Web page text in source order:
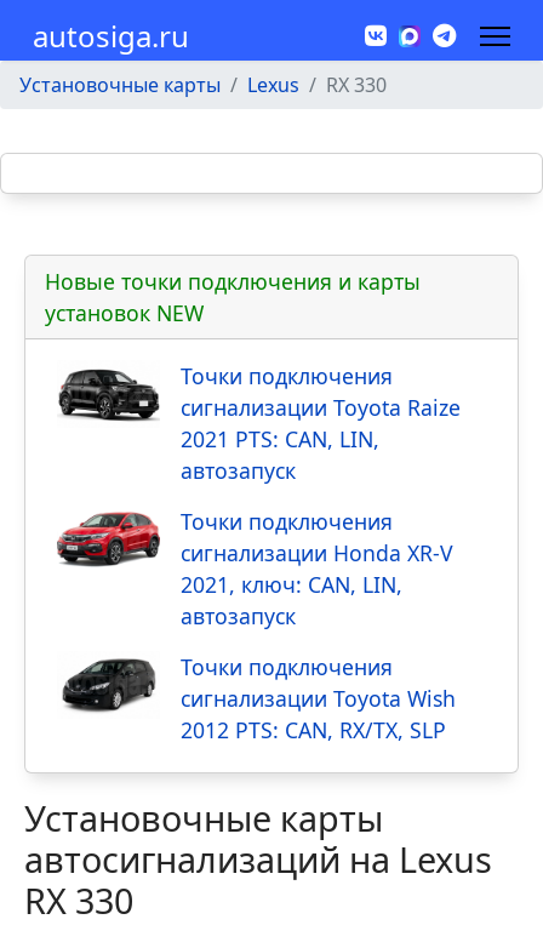
autosiga.ru
Установочные карты Lexus RX 330
Новые точки подключения и карты
установок NEW
Точки подключения
сигнализации Toyota Raize
2021 PTS: CAN, LIN,
автозапуск
Точки подключения
сигнализации Honda XR-V
2021, ключ: CAN, LIN,
автозапуск
Точки подключения
сигнализации Toyota Wish
2012 PTS: CAN, RX/TX, SLP
Установочные карты
автосигнализаций на Lexus
RX 330